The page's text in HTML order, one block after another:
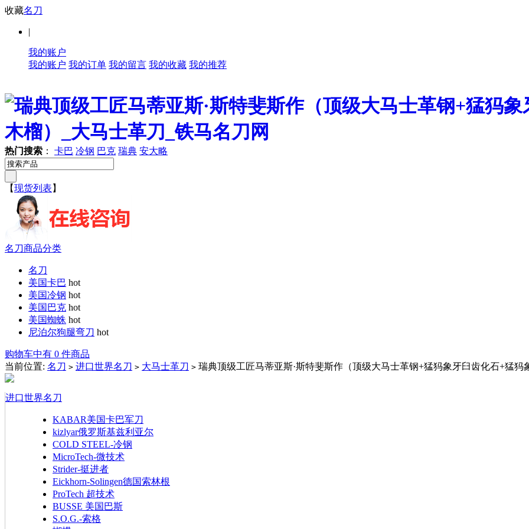
收藏名刀
|
我的账户
我的账户 我的订单 我的留言 我的收藏 我的推荐
热门搜索 ： 卡巴 冷钢 巴克 瑞典 安大略
【现货列表 】
名刀商品分类
名刀
美国卡巴 hot
美国冷钢 hot
美国巴克 hot
美国蜘蛛 hot
尼泊尔狗腿弯刀 hot
购物车中有 0 件商品
当前位置: 名刀 > 进口世界名刀 > 大马士革刀 > 瑞典顶级工匠马蒂亚斯·斯特斐斯作（顶级大马士革钢+猛犸象牙臼齿化石+猛犸
进口世界名刀
KABAR美国卡巴军刀
kizlyar俄罗斯基兹利亚尔
COLD STEEL-冷钢
MicroTech-微技术
Strider-挺进者
Eickhorn-Solingen德国索林根
ProTech 超技术
BUSSE 美国巴斯
S.O.G.-索格